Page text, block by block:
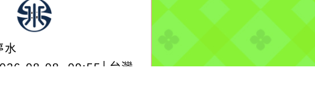
水
08-08, 09:55│台灣